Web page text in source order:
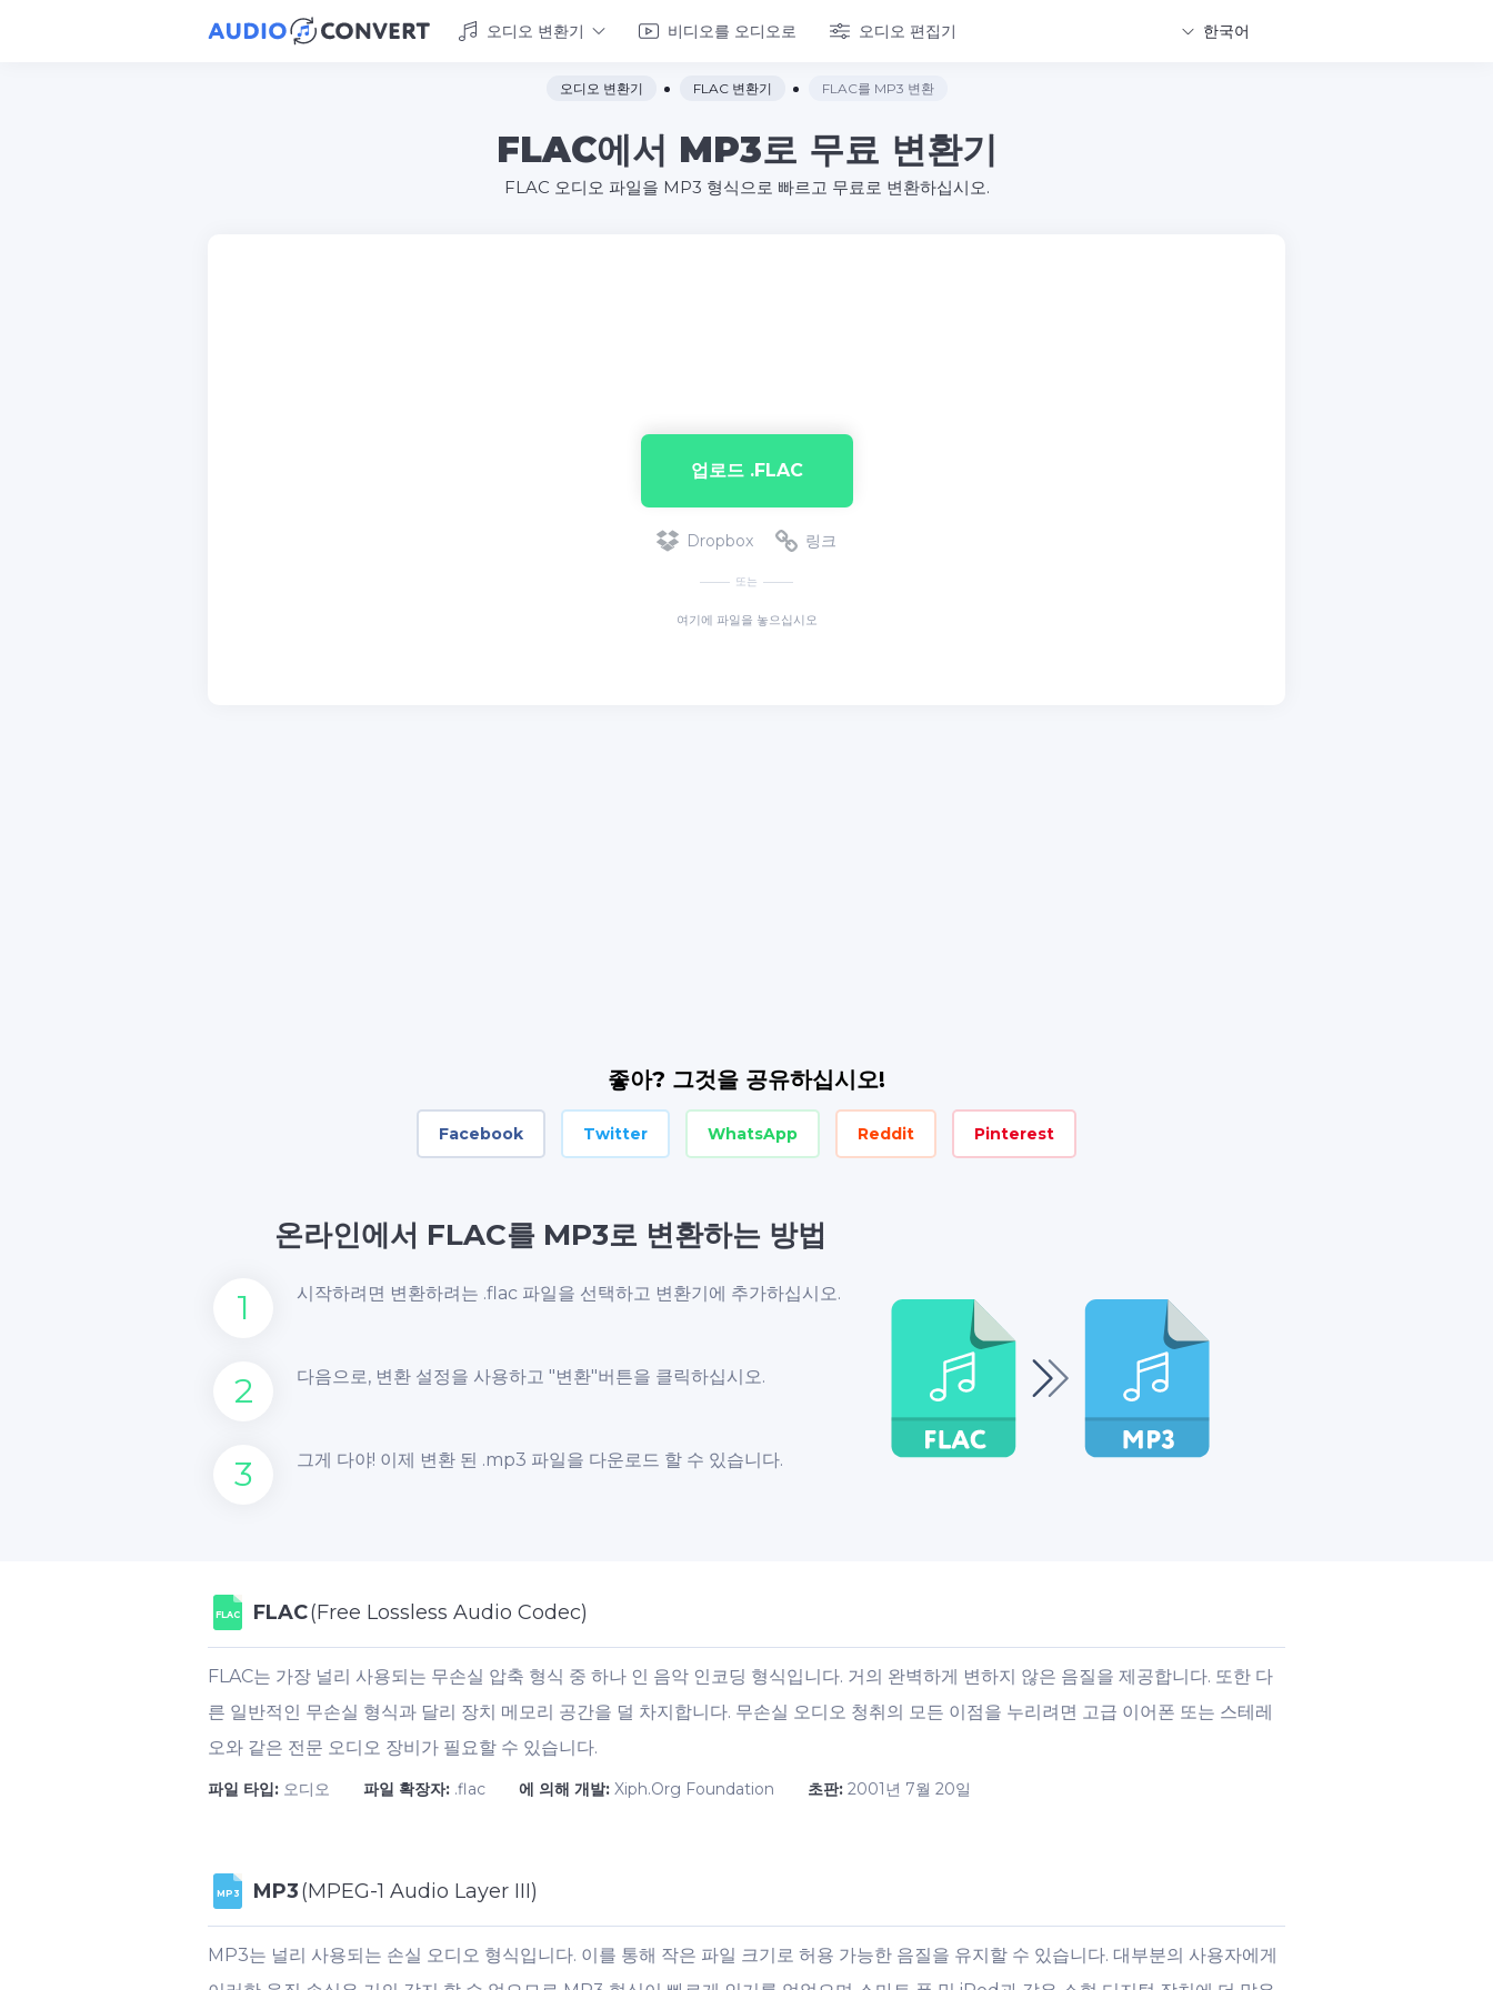
오디오 변환기 비디오를 오디오로 오디오 편집기 한국어
오디오 변환기 FLAC 변환기 FLAC를 MP3 변환
FLAC에서 MP3로 무료 변환기
FLAC 오디오 파일을 MP3 형식으로 빠르고 무료로 변환하십시오.
업로드 .FLAC
Dropbox 링크
또는
여기에 파일을 놓으십시오
좋아? 그것을 공유하십시오!
Facebook Twitter WhatsApp Reddit Pinterest
온라인에서 FLAC를 MP3로 변환하는 방법
1 시작하려면 변환하려는 .flac 파일을 선택하고 변환기에 추가하십시오.
2 다음으로, 변환 설정을 사용하고 "변환"버튼을 클릭하십시오.
3 그게 다야! 이제 변환 된 .mp3 파일을 다운로드 할 수 있습니다.
FLAC FLAC(Free Lossless Audio Codec)
FLAC는 가장 널리 사용되는 무손실 압축 형식 중 하나 인 음악 인코딩 형식입니다. 거의 완벽하게 변하지 않은 음질을 제공합니다. 또한 다
른 일반적인 무손실 형식과 달리 장치 메모리 공간을 덜 차지합니다. 무손실 오디오 청취의 모든 이점을 누리려면 고급 이어폰 또는 스테레
오와 같은 전문 오디오 장비가 필요할 수 있습니다.
파일 타입: 오디오 파일 확장자: .flac 에 의해 개발: Xiph.Org Foundation 초판: 2001년 7월 20일
MP3 MP3(MPEG-1 Audio Layer III)
MP3는 널리 사용되는 손실 오디오 형식입니다. 이를 통해 작은 파일 크기로 허용 가능한 음질을 유지할 수 있습니다. 대부분의 사용자에게